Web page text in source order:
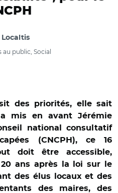
public, Social
des priorités, elle sait
mis en avant Jérémie
national consultatif
(CNCPH), ce 16
doit être accessible,
ans après la loi sur le
des élus locaux et des
des maires, des